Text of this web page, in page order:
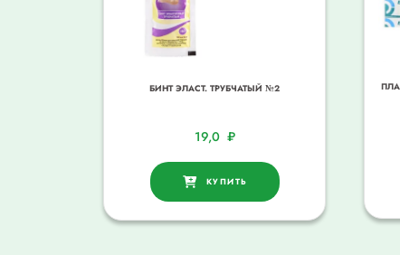
БИНТ ЭЛАСТ. ТРУБЧАТЫЙ №2
19,0 ₽
КУПИТЬ